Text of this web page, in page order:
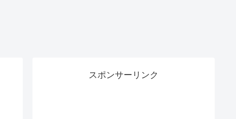
マ『ラムネモンキー』 トレンディなクリスマスイヴ
スポンサーリンク